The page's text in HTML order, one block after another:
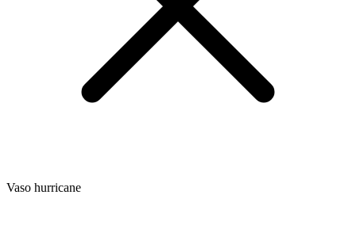
Vaso hurricane